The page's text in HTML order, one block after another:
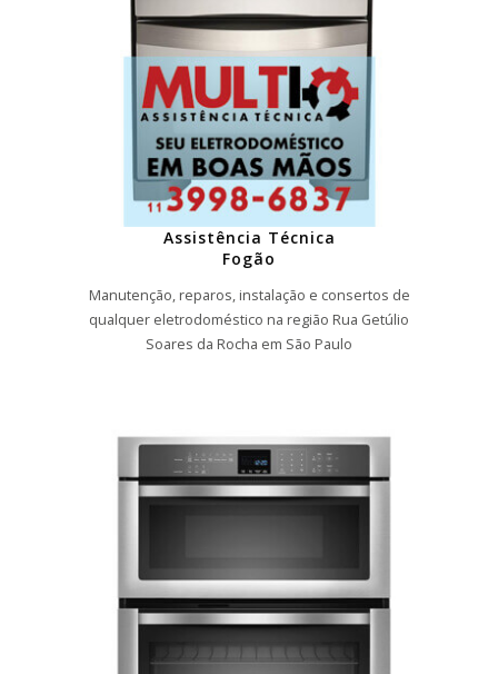
Assistência Técnica
Fogão
Manutenção, reparos, instalação e consertos de
qualquer eletrodoméstico na região Rua Getúlio
Soares da Rocha em São Paulo